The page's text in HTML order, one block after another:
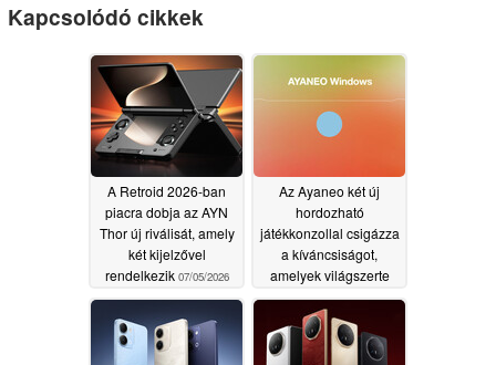
Kapcsolódó cikkek
A Retroid 2026-ban
piacra dobja az AYN
Thor új riválisát, amely
két kijelzővel
rendelkezik 07/05/2026
Az Ayaneo két új
hordozható
játékkonzollal csigázza
a kíváncsiságot,
amelyek világszerte
megjelennek majd
07/04/2026